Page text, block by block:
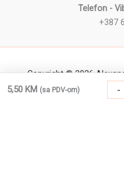
Telefon -
+387
Copyright © 2026
5,50 KM (sa PDV-om) -
-
Grickalica
+ Dodaj